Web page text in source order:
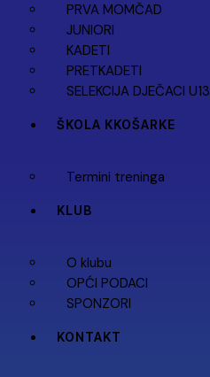
PRVA MOMČAD
JUNIORI
KADETI
PRETKADETI
SELEKCIJA DJEČACI U13
ŠKOLA KKOŠARKE
Termini treninga
KLUB
O klubu
OPĆI PODACI
SPONZORI
KONTAKT